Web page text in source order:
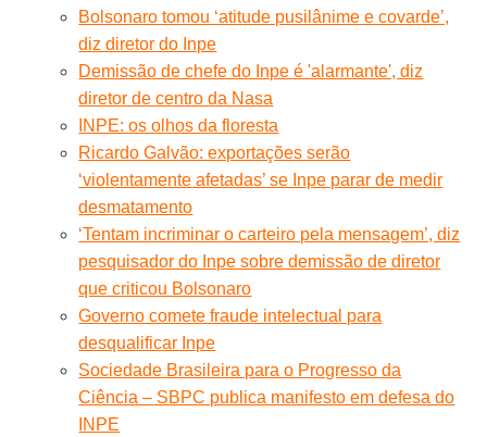
Bolsonaro tomou ‘atitude pusilânime e covarde’,
diz diretor do Inpe
Demissão de chefe do Inpe é 'alarmante', diz
diretor de centro da Nasa
INPE: os olhos da floresta
Ricardo Galvão: exportações serão
‘violentamente afetadas’ se Inpe parar de medir
desmatamento
‘Tentam incriminar o carteiro pela mensagem’, diz
pesquisador do Inpe sobre demissão de diretor
que criticou Bolsonaro
Governo comete fraude intelectual para
desqualificar Inpe
Sociedade Brasileira para o Progresso da
Ciência – SBPC publica manifesto em defesa do
INPE